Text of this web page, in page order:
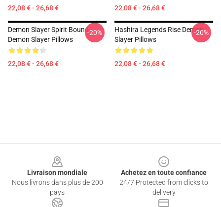
22,08 € - 26,68 € 22,08 € - 26,68 €
Demon Slayer Spirit Bound
Demon Slayer Pillows
22,08 € - 26,68 €
-20%
Hashira Legends Rise Demon
Slayer Pillows
22,08 € - 26,68 €
-20%
Livraison mondiale
Nous livrons dans plus de 200
pays
Achetez en toute confiance
24/7 Protected from clicks to
delivery